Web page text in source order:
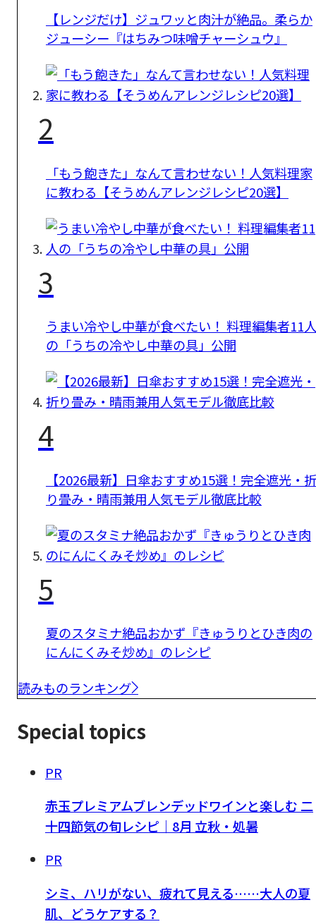
【レンジだけ】ジュワッと肉汁が絶品。柔らか
ジューシー『はちみつ味噌チャーシュウ』
2
「もう飽きた」なんて言わせない！人気料理家
に教わる【そうめんアレンジレシピ20選】
3
うまい冷やし中華が食べたい！ 料理編集者11人
の「うちの冷やし中華の具」公開
4
【2026最新】日傘おすすめ15選！完全遮光・折
り畳み・晴雨兼用人気モデル徹底比較
5
夏のスタミナ絶品おかず『きゅうりとひき肉の
にんにくみそ炒め』のレシピ
読みものランキング
Special topics
PR
赤玉プレミアムブレンデッドワインと楽しむ 二
十四節気の旬レシピ｜8月 立秋・処暑
PR
シミ、ハリがない、疲れて見える……大人の夏
肌、どうケアする？